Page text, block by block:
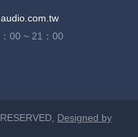
00 ~ 21：00
Designed by